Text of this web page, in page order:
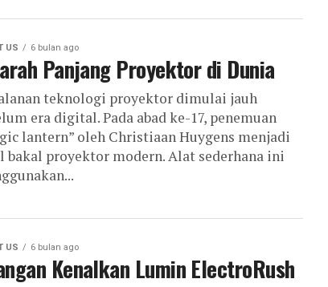
US 6 bulan ago
Panjang Proyektor di Dunia
teknologi proyektor dimulai jauh
era digital. Pada abad ke-17, penemuan
lantern” oleh Christiaan Huygens menjadi
bakal proyektor modern. Alat sederhana ini
US 6 bulan ago
Kenalkan Lumin ElectroRush